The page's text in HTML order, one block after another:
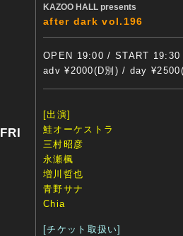
FRI
KAZOO HALL presents
after dark vol.196
OPEN 19:00 / START 19:30
adv ¥2000(D別) / day
[出演]
鮭オーケストラ
三村昭彦
永瀬楓
増川哲也
青野サナ
Chia
[チケット取扱い]